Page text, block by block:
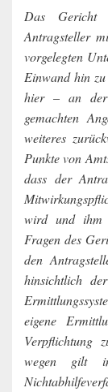
Das Gericht
Antragsteller
vorgelegten
Einwand hin
hier – an der
gemachten
weiteres
Punkte von
dass der
wird und ihm
Fragen des
den
hinsichtlich
eigene
Verpflichtung
wegen gilt